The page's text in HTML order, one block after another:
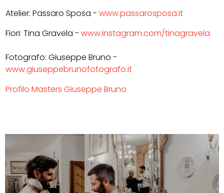
Atelier: Passaro Sposa - www.passarosposa.it
Fiori: Tina Gravela - www.instagram.com/tinagravela
Fotografo: Giuseppe Bruno -
www.giuseppebrunofotografo.it
Profilo Masters Giuseppe Bruno